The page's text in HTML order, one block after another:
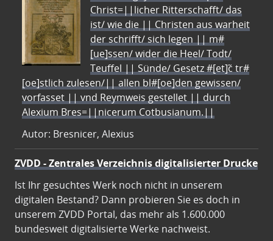
Christ=||licher Ritterschafft/ das
ist/ wie die || Christen aus warheit
der schrifft/ sich legen || m#
[ue]ssen/ wider die Heel/ Todt/
Teuffel || Sünde/ Gesetz #[et]c̃ tr#
[oe]stlich zulesen/|| allen bl#[oe]den gewissen/
vorfasset || vnd Reymweis gestellet || durch
Alexium Bres=||nicerum Cotbusianum.||
Autor: Bresnicer, Alexius
ZVDD - Zentrales Verzeichnis digitalisierter Drucke
Ist Ihr gesuchtes Werk noch nicht in unserem
digitalen Bestand? Dann probieren Sie es doch in
unserem ZVDD Portal, das mehr als 1.600.000
bundesweit digitalisierte Werke nachweist.